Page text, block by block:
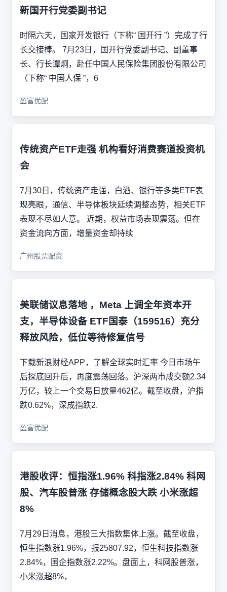
新国开行党委副书记
时隔六天，国家开发银行（下称“ 国开行 ”）完成了行
长交接棒。 7月23日，国开行党委副书记、副董事
长、行长谭炯，赴任中国人民保险集团股份有限公司
（下称“ 中国人保 ”，6
盈富优配
传统资产ETF走强 机构看好消费赛道投资机
会
7月30日，传统资产走强，白酒、银行等多类ETF表
现亮眼，通信、半导体板块延续调整态势，相关ETF
表现不尽如人意。 近期，权益市场表现震荡。但在
资金流向方面，增量资金却持续
广州股票配资
美联储议息落地 ，Meta 上调全年资本开
支，半导体设备 ETF国泰（159516）充分
释放风险，低位等待修复信号
下载新浪财经APP，了解全球实时汇率 今日市场午
后探底回升后，再度震荡回落。沪深两市成交额2.34
万亿，较上一个交易日放量462亿。截至收盘，沪指
跌0.62%，深成指跌2.
盈富优配
港股收评：恒指涨1.96% 科指涨2.84% 科网
股、汽车股普涨 存储概念股大跌 小米涨超
8%
7月29日消息，港股三大指数集体上涨。截至收盘，
恒生指数涨1.96%，报25807.92，恒生科技指数涨
2.84%，国企指数涨2.22%。盘面上，科网股普涨，
小米涨超8%，